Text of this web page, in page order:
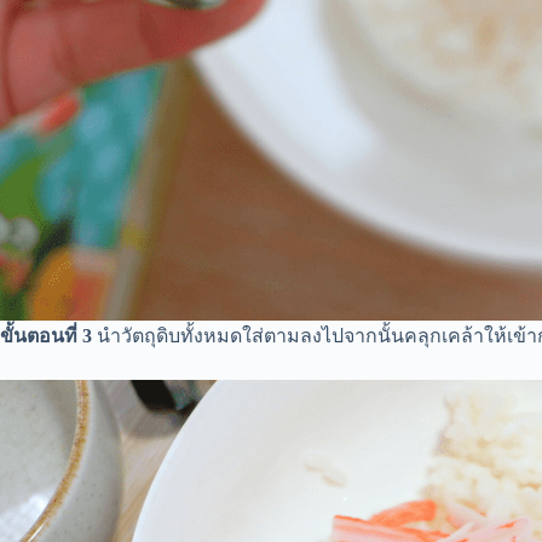
ขั้นตอนที่ 3 นำวัตถุดิบทั้งหมดใส่ตามลงไปจากนั้นคลุกเคล้าให้เข้